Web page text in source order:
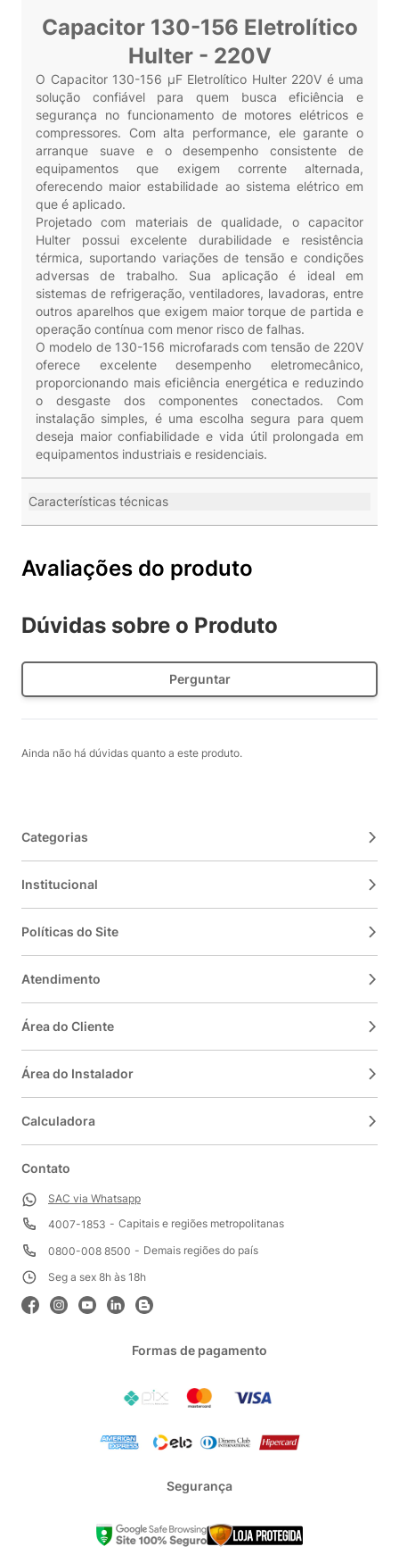
Capacitor 130-156 Eletrolítico
Hulter - 220V
O Capacitor 130-156 µF Eletrolítico Hulter 220V é uma
solução confiável para quem busca eficiência e
segurança no funcionamento de motores elétricos e
compressores. Com alta performance, ele garante o
arranque suave e o desempenho consistente de
equipamentos que exigem corrente alternada,
oferecendo maior estabilidade ao sistema elétrico em
que é aplicado.
Projetado com materiais de qualidade, o capacitor
Hulter possui excelente durabilidade e resistência
térmica, suportando variações de tensão e condições
adversas de trabalho. Sua aplicação é ideal em
sistemas de refrigeração, ventiladores, lavadoras, entre
outros aparelhos que exigem maior torque de partida e
operação contínua com menor risco de falhas.
O modelo de 130-156 microfarads com tensão de 220V
oferece excelente desempenho eletromecânico,
proporcionando mais eficiência energética e reduzindo
o desgaste dos componentes conectados. Com
instalação simples, é uma escolha segura para quem
deseja maior confiabilidade e vida útil prolongada em
equipamentos industriais e residenciais.
Características técnicas
Avaliações do produto
Dúvidas sobre o Produto
Perguntar
Ainda não há dúvidas quanto a este produto.
Categorias
Institucional
Políticas do Site
Atendimento
Área do Cliente
Área do Instalador
Calculadora
Contato
SAC via Whatsapp
4007-1853
Capitais e regiões metropolitanas
0800-008 8500
Demais regiões do país
Seg a sex 8h às 18h
Formas de pagamento
Segurança